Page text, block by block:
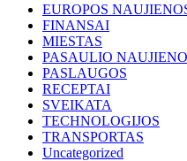
EUROPOS
FINANSAI
MIESTAS
PASAULIO
PASLAUGOS
RECEPTAI
SVEIKATA
TECHNOLOGIJOS
TRANSPORTAS
Uncategorized